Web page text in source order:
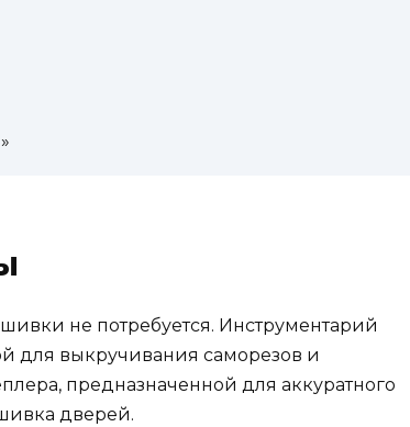
не потребуется. Инструментарий
для выкручивания саморезов и
предназначенной для аккуратного
дверей.